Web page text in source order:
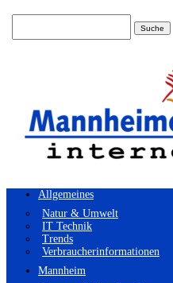
Allgemeines
Natur & Umwelt
IT Technik
Trends
Verbraucherinformationen
Mannheim